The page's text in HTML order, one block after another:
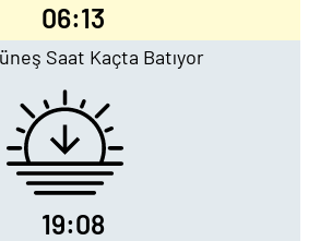
06:13
Saat Kaçta Batıyor
19:08